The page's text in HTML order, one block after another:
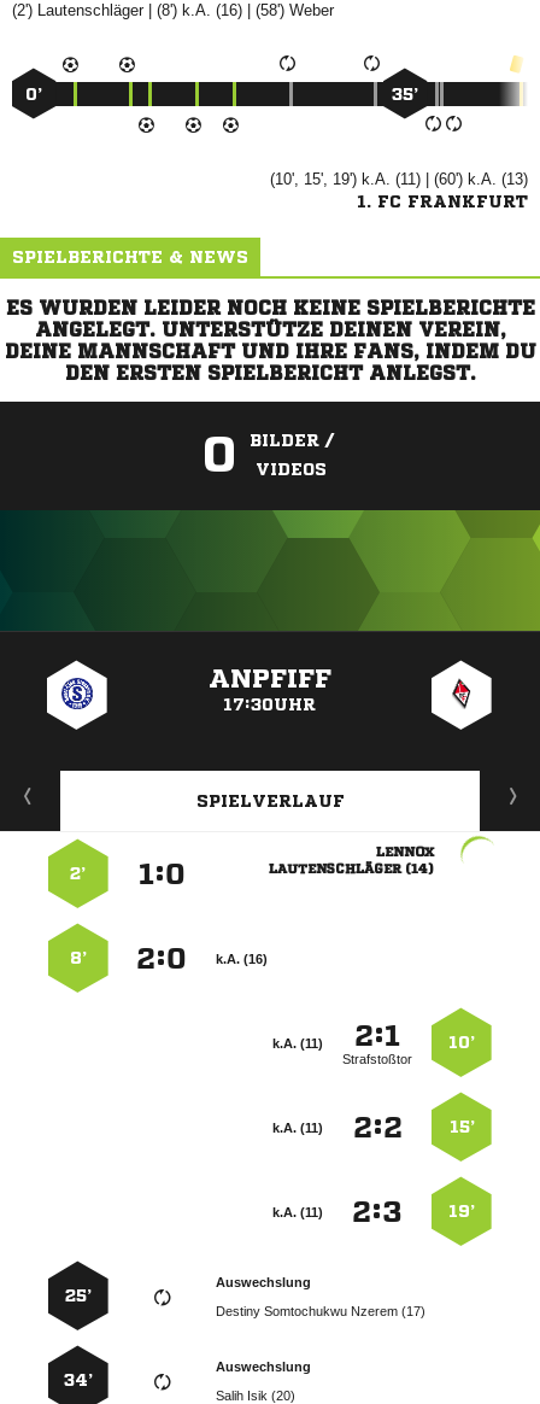
(2') | (8') k.A. (16) | (58') 
0’ 35’
(10', 15', 19') k.A. (11) | (60') k.A. (13)
1. FC FRANKFURT
SPIELBERICHTE & NEWS
ES WURDEN LEIDER NOCH KEINE SPIELBERICHTE
ANGELEGT. UNTERSTÜTZE DEINEN VEREIN,
DEINE MANNSCHAFT UND IHRE FANS, INDEM DU
DEN ERSTEN SPIELBERICHT ANLEGST.
0
BILDER /
VIDEOS
ANPFIFF
17:30UHR
SPIELVERLAUF

 
:
2’
k.A. (16)
:
8’
10’
:
Strafstoßtor
k.A. (11)
15’
:
k.A. (11)
19’
:
k.A. (11)
Auswechslung
   
25’
Auswechslung
  
34’